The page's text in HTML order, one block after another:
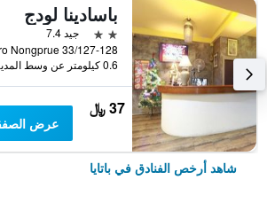
باسادينا لودج
2 نجمتين
جيد 7.4
0.6 كيلومتر عن وسط المدينة
37 ﷼
عرض
شاهد أرخص الفنادق في باتايا